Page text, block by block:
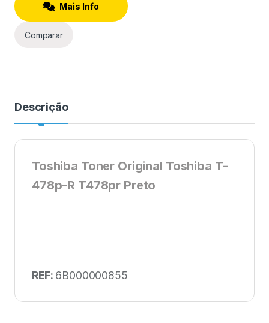
Mais Info
Comparar
Descrição
Toshiba Toner Original Toshiba T-
478p-R T478pr Preto
REF: 6B000000855